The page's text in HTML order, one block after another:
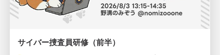
サイバー捜査員研修（前半）